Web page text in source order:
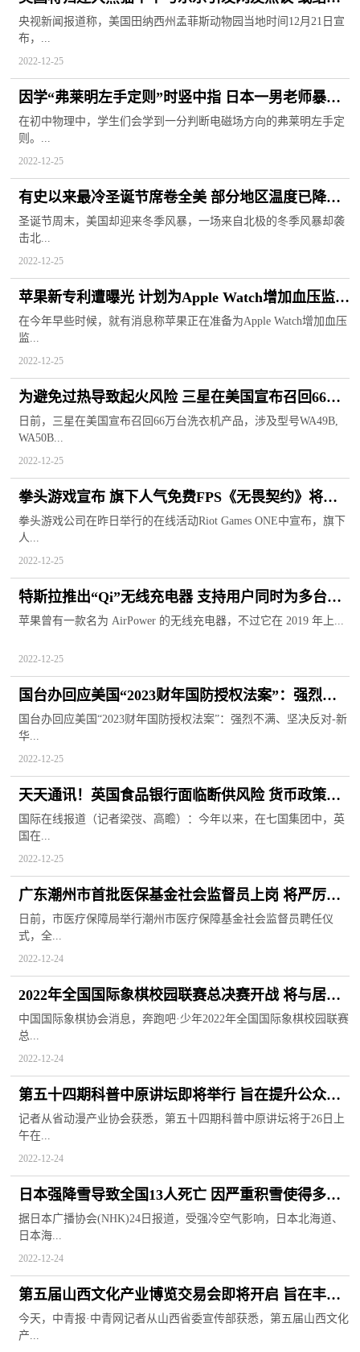
20年租借期
央视新闻报道称，美国田纳西州孟菲斯动物园当地时间12月21日宣
布，...
2022-12-25
因学“弗莱明左手定则”时竖中指 日本一男老师暴打
初二学生
在初中物理中，学生们会学到一分判断电磁场方向的弗莱明左手定
则。...
2022-12-25
有史以来最冷圣诞节席卷全美 部分地区温度已降至
零下四十摄氏度
圣诞节周末，美国却迎来冬季风暴，一场来自北极的冬季风暴却袭
击北...
2022-12-25
苹果新专利遭曝光 计划为Apple Watch增加血压监测
等功能
在今年早些时候，就有消息称苹果正在准备为Apple Watch增加血压
监...
2022-12-25
为避免过热导致起火风险 三星在美国宣布召回66万
台洗衣机产品
日前，三星在美国宣布召回66万台洗衣机产品，涉及型号WA49B,
WA50B...
2022-12-25
拳头游戏宣布 旗下人气免费FPS《无畏契约》将于
明年在日本举行大师赛
拳头游戏公司在昨日举行的在线活动Riot Games ONE中宣布，旗下
人...
2022-12-25
特斯拉推出“Qi”无线充电器 支持用户同时为多台设
备无线充电
苹果曾有一款名为 AirPower 的无线充电器，不过它在 2019 年上...
2022-12-25
国台办回应美国“2023财年国防授权法案”：强烈不
满、坚决反对-天天热推荐
国台办回应美国“2023财年国防授权法案”：强烈不满、坚决反对-新
华...
2022-12-25
天天通讯！英国食品银行面临断供风险 货币政策持
续收紧难以缓解通胀
国际在线报道（记者梁弢、高瞻）：今年以来，在七国集团中，英
国在...
2022-12-25
广东潮州市首批医保基金社会监督员上岗 将严厉打
击欺诈骗保行为
日前，市医疗保障局举行潮州市医疗保障基金社会监督员聘任仪
式，全...
2022-12-24
2022年全国国际象棋校园联赛总决赛开战 将与居文
君争夺女子世界冠军
中国国际象棋协会消息，奔跑吧·少年2022年全国国际象棋校园联赛
总...
2022-12-24
第五十四期科普中原讲坛即将举行 旨在提升公众科
学素质
记者从省动漫产业协会获悉，第五十四期科普中原讲坛将于26日上
午在...
2022-12-24
日本强降雪导致全国13人死亡 因严重积雪使得多地
交通收到影响
据日本广播协会(NHK)24日报道，受强冷空气影响，日本北海道、
日本海...
2022-12-24
第五届山西文化产业博览交易会即将开启 旨在丰富
群众文化生活
今天，中青报·中青网记者从山西省委宣传部获悉，第五届山西文化
产...